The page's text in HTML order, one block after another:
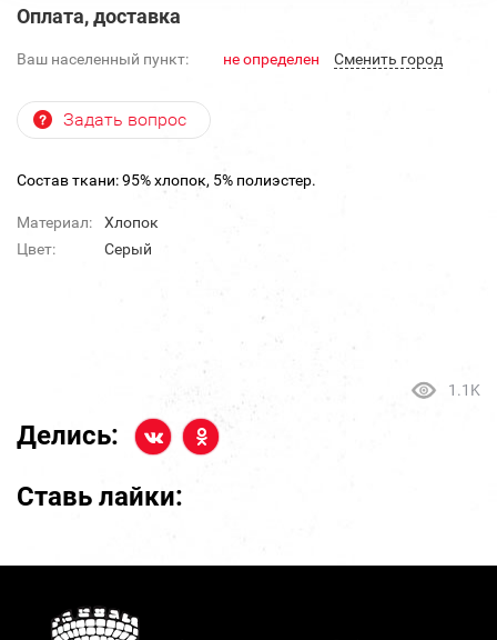
Оплата, доставка
Ваш населенный пункт: не определен Cменить город
Задать вопрос
Состав ткани: 95% хлопок, 5% полиэстер.
Материал:
Хлопок
Цвет:
Серый
1.1K
Делись:
Ставь лайки: